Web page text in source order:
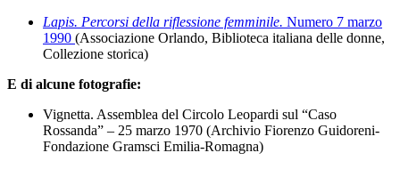
Lapis. Percorsi della riflessione femminile. Numero 7 marzo
1990 (Associazione Orlando, Biblioteca italiana delle donne,
Collezione storica)
E di alcune fotografie:
Vignetta. Assemblea del Circolo Leopardi sul “Caso
Rossanda” – 25 marzo 1970 (Archivio Fiorenzo Guidoreni-
Fondazione Gramsci Emilia-Romagna)